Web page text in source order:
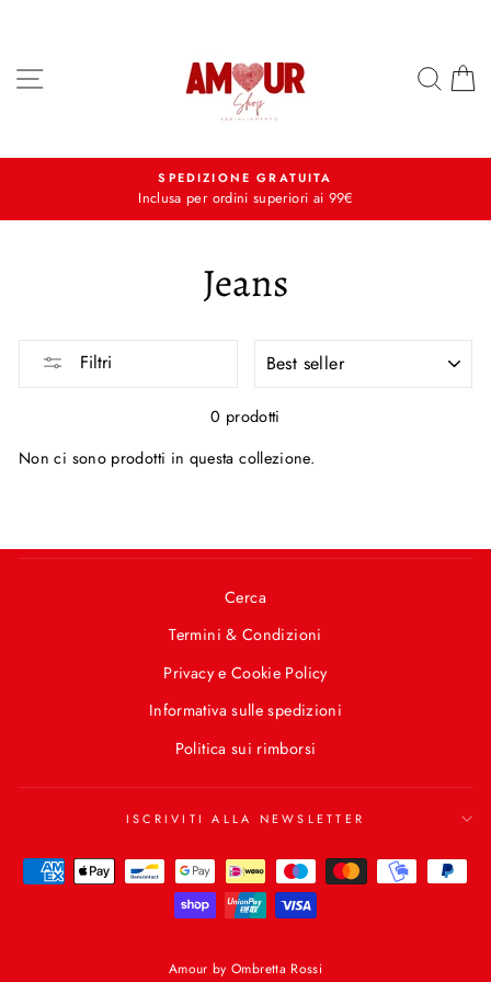
SPEDIZIONE GRATUITA
Inclusa per ordini superiori ai 99€
Jeans
Filtri
PER
0 prodotti
Non ci sono prodotti in questa collezione.
Cerca
Termini & Condizioni
Privacy e Cookie Policy
Informativa sulle spedizioni
Politica sui rimborsi
ISCRIVITI ALLA NEWSLETTER
Amour by Ombretta Rossi